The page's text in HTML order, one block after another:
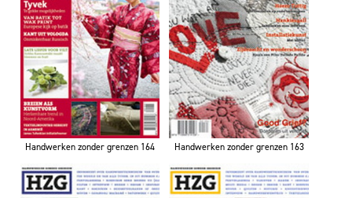
Handwerken zonder grenzen 164 Handwerken zonder grenzen 163